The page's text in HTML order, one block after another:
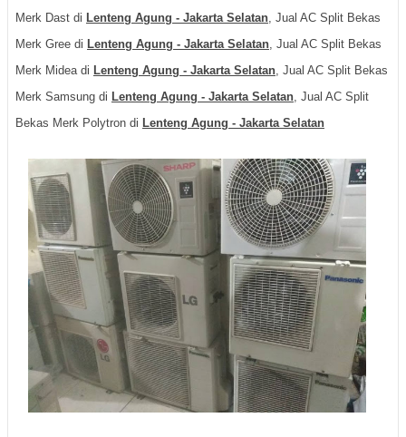
Merk Dast di Lenteng Agung - Jakarta Selatan, Jual AC Split Bekas
Merk Gree di Lenteng Agung - Jakarta Selatan, Jual AC Split Bekas
Merk Midea di Lenteng Agung - Jakarta Selatan, Jual AC Split Bekas
Merk Samsung di Lenteng Agung - Jakarta Selatan, Jual AC Split
Bekas Merk Polytron di Lenteng Agung - Jakarta Selatan